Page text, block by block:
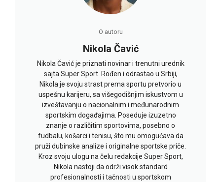
O autoru
Nikola Čavić
Nikola Čavić je priznati novinar i trenutni urednik
sajta Super Sport. Rođen i odrastao u Srbiji,
Nikola je svoju strast prema sportu pretvorio u
uspešnu karijeru, sa višegodišnjim iskustvom u
izveštavanju o nacionalnim i međunarodnim
sportskim događajima. Poseduje izuzetno
znanje o različitim sportovima, posebno o
fudbalu, košarci i tenisu, što mu omogućava da
pruži dubinske analize i originalne sportske priče.
Kroz svoju ulogu na čelu redakcije Super Sport,
Nikola nastoji da održi visok standard
profesionalnosti i tačnosti u sportskom